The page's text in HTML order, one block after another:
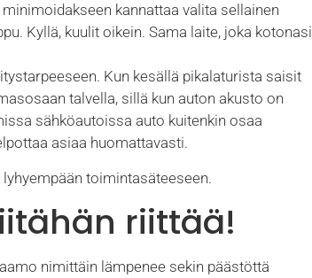
kannattaa valita sellainen
Kyllä, kuulit oikein. Sama laite, joka kotonasi
Kun kesällä pikalaturista saisit
talvella, sillä kun auton akusto on
sähköautoissa auto kuitenkin osaa
asiaa huomattavasti.
toimintasäteeseen.
riittää!
nimittäin lämpenee sekin päästöttä